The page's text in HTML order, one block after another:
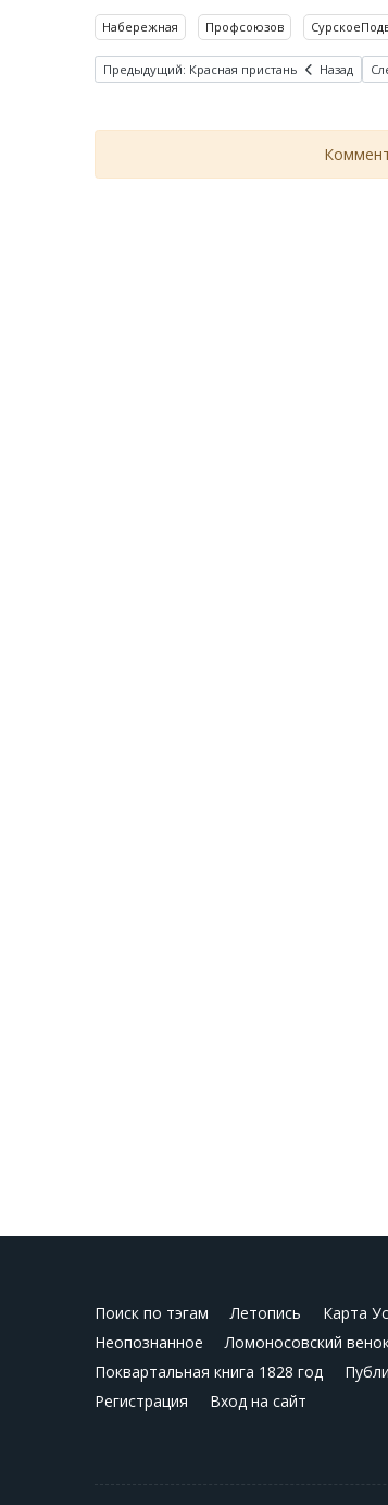
Набережная Профсоюзов
Предыдущий: Красная пристань Назад
Поиск по тэгам Летопись
Карта
Неопознанное
Ломоносовский
Поквартальная книга 1828 год
Регистрация
Вход на сайт